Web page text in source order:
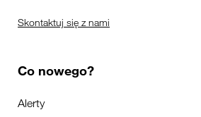
Skontaktuj się z nami
Co nowego?
Alerty